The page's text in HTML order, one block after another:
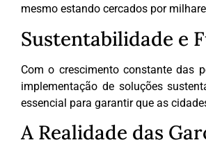
mesmo estando cercados por
Sustentabilidade e
Com o crescimento constante das
implementação de soluções
essencial para garantir que as
A Realidade das